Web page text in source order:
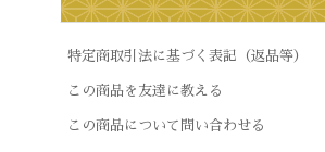
特定商取引法に基づく表記（返品等）
この商品を友達に教える
この商品について問い合わせる